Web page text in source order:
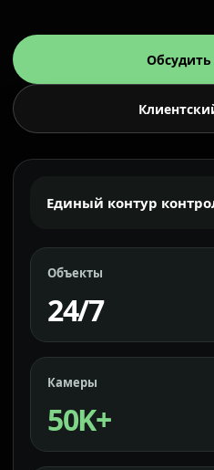
Единый контур
Объекты
24/7
Камеры
50K+